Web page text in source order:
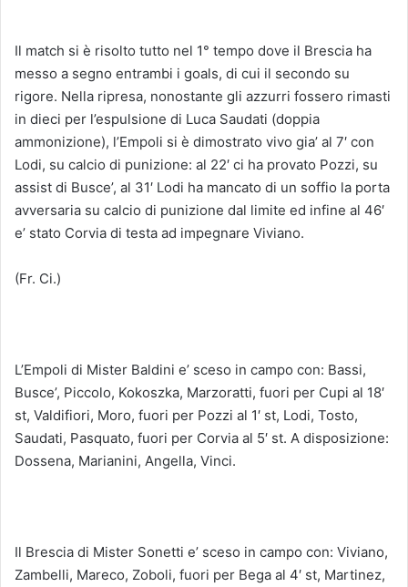
Il match si è risolto tutto nel 1° tempo dove il Brescia ha
messo a segno entrambi i goals, di cui il secondo su
rigore. Nella ripresa, nonostante gli azzurri fossero rimasti
in dieci per l’espulsione di Luca Saudati (doppia
ammonizione), l’Empoli si è dimostrato vivo gia’ al 7′ con
Lodi, su calcio di punizione: al 22′ ci ha provato Pozzi, su
assist di Busce’, al 31′ Lodi ha mancato di un soffio la porta
avversaria su calcio di punizione dal limite ed infine al 46′
e’ stato Corvia di testa ad impegnare Viviano.
(Fr. Ci.)
L’Empoli di Mister Baldini e’ sceso in campo con: Bassi,
Busce’, Piccolo, Kokoszka, Marzoratti, fuori per Cupi al 18′
st, Valdifiori, Moro, fuori per Pozzi al 1′ st, Lodi, Tosto,
Saudati, Pasquato, fuori per Corvia al 5′ st. A disposizione:
Dossena, Marianini, Angella, Vinci.
Il Brescia di Mister Sonetti e’ sceso in campo con: Viviano,
Zambelli, Mareco, Zoboli, fuori per Bega al 4′ st, Martinez,